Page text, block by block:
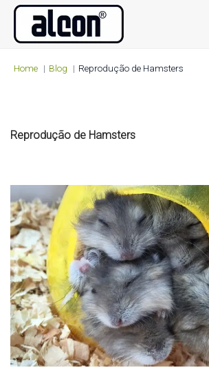
Home Blog Reprodução de Hamsters
Reprodução de Hamsters